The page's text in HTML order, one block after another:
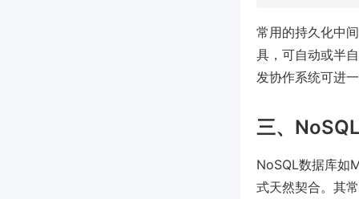
常用的持久化中
具，可自动或半
发协作系统可进
三、
NoSQL数据库如
式天然契合。其